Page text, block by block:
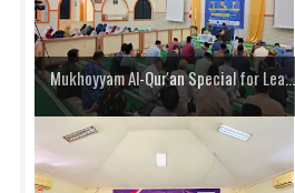
Mukhoyyam Al-Qur'an Special for Lea...